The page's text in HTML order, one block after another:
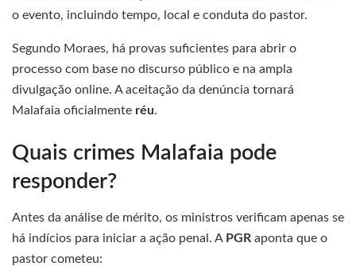
o evento, incluindo tempo, local e conduta do pastor.
Segundo Moraes, há provas suficientes para abrir o
processo com base no discurso público e na ampla
divulgação online. A aceitação da denúncia tornará
Malafaia oficialmente réu.
Quais crimes Malafaia pode
responder?
Antes da análise de mérito, os ministros verificam apenas se
há indícios para iniciar a ação penal. A PGR aponta que o
pastor cometeu: